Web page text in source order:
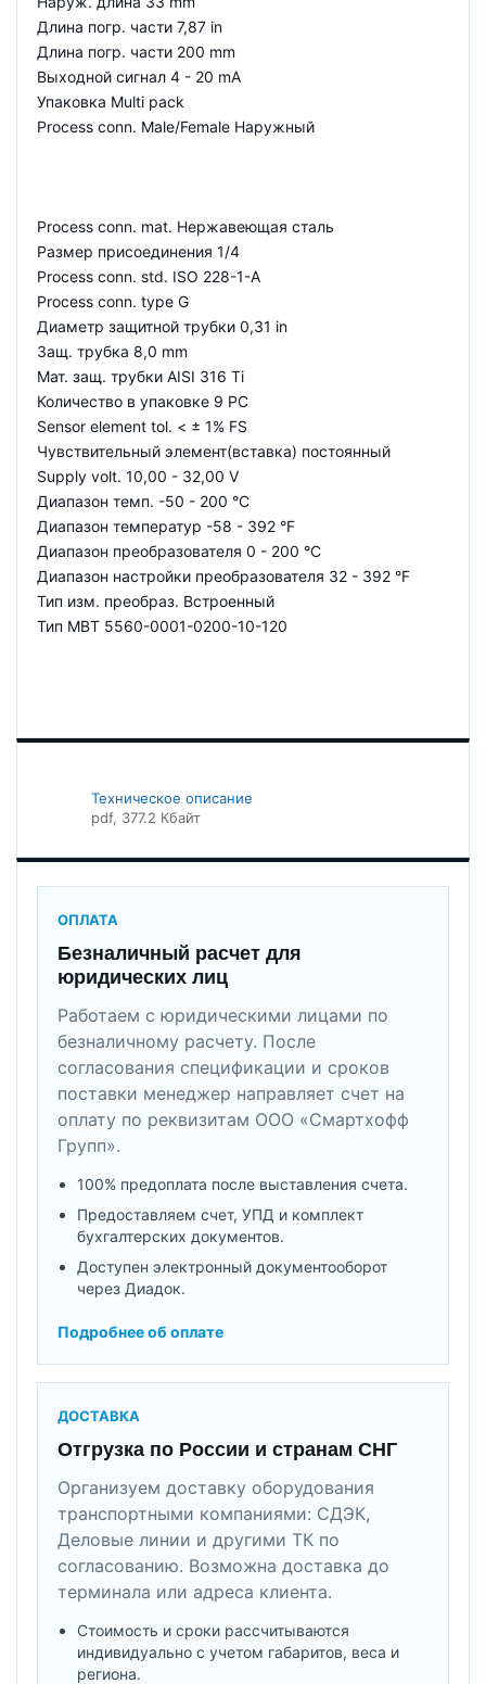
Длина погр. части 7,87 in
Длина погр. части 200 mm
Выходной сигнал 4 - 20 mA
Упаковка Multi pack
Process conn. Male/Female Наружный
Process conn. mat. Нержавеющая сталь
Размер присоединения 1/4
Process conn. std. ISO 228-1-A
Process conn. type G
Диаметр защитной трубки 0,31 in
Защ. трубка 8,0 mm
Мат. защ. трубки AISI 316 Ti
Количество в упаковке 9 PC
Sensor element tol. < ± 1% FS
Чувствительный элемент(вставка) постоянный
Supply volt. 10,00 - 32,00 V
Диапазон темп. -50 - 200 °C
Диапазон температур -58 - 392 °F
Диапазон преобразователя 0 - 200 °C
Диапазон настройки преобразователя 32 - 392 °F
Тип изм. преобраз. Встроенный
Тип MBT 5560-0001-0200-10-120
Техническое описание
pdf, 377.2 Кбайт
ОПЛАТА
Безналичный расчет для
юридических лиц
Работаем с юридическими лицами по
безналичному расчету. После
согласования спецификации и сроков
поставки менеджер направляет счет на
оплату по реквизитам ООО «Смартхофф
Групп».
100% предоплата после выставления счета.
Предоставляем счет, УПД и комплект
бухгалтерских документов.
Доступен электронный документооборот
через Диадок.
Подробнее об оплате
ДОСТАВКА
Отгрузка по России и странам СНГ
Организуем доставку оборудования
транспортными компаниями: СДЭК,
Деловые линии и другими ТК по
согласованию. Возможна доставка до
терминала или адреса клиента.
Стоимость и сроки рассчитываются
индивидуально с учетом габаритов, веса и
региона.